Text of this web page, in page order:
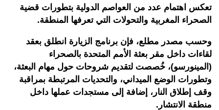
تعكس اهتمام عدد من العواصم الدولية بتطورات قضية
الصحراء المغربية والتحولات التي تعرفها المنطقة.
وحسب مصدر مطلع، فإن برنامج الزيارة انطلق بعقد
لقاءات داخل مقر بعثة الأمم المتحدة بالصحراء
(المينورسو)، خُصصت لتقديم شروحات حول مهام البعثة،
وتطورات الوضع الميداني، والتحديات المرتبطة بمراقبة
وقف إطلاق النار، إضافة إلى مستجدات عملها داخل
منطقة الانتشار.